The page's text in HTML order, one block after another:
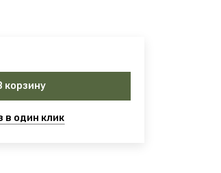
корзину
в один клик